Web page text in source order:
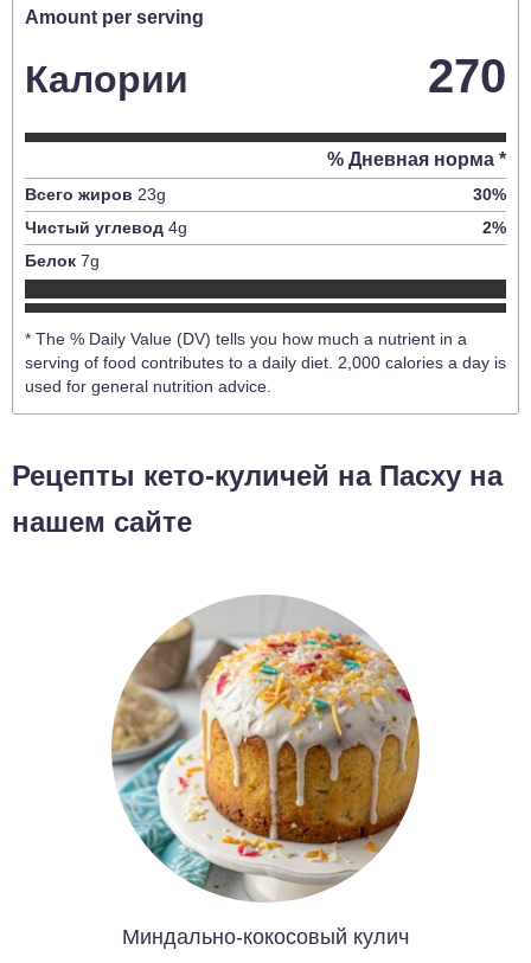
Amount per serving
Калории 270
% Дневная норма *
Всего жиров 23g 30%
Чистый углевод 4g 2%
Белок 7g
* The % Daily Value (DV) tells you how much a nutrient in a
serving of food contributes to a daily diet. 2,000 calories a day is
used for general nutrition advice.
Рецепты кето-куличей на Пасху на
нашем сайте
Миндально-кокосовый кулич